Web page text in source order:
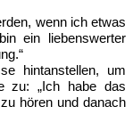
wenn ich etwas
ein liebenswerter
hintanstellen, um
zu: „Ich habe das
hören und danach